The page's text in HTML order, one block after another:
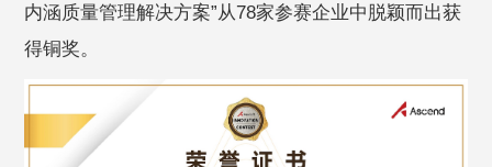
内涵质量管理解决方案”从78家参赛企业中脱颖而出获
得铜奖。